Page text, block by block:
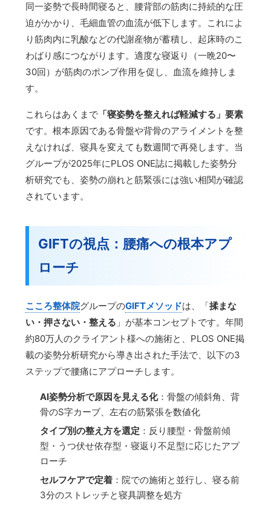
同一姿勢で長時間寝ると、腰背部の筋肉に持続的な圧
迫がかかり、毛細血管の血流が低下します。これによ
り筋肉内に乳酸などの代謝産物が蓄積し、起床時のこ
わばり感につながります。適度な寝返り（一晩20〜
30回）が筋肉のポンプ作用を促し、血流を維持しま
す。
これらはあくまで 「寝姿勢を整えれば軽減する」要素
です。根本原因である骨盤や背骨のアライメントを整
えなければ、寝具を変えても数週間で再発します。当
グループが2025年にPLOS ONE誌に掲載した姿勢分
析研究でも、姿勢の崩れと筋緊張には強い相関が確認
されています。
GIFTの視点：腰痛への根本アプ
ローチ
こころ整体院グループのGIFTメソッドは、「揉まな
い・押さない・整える 」が基本コンセプトです。年間
約80万人のクライアント様への施術と、PLOS ONE掲
載の姿勢分析研究から導き出された手法で、以下の3
ステップで腰痛にアプローチします。
AI姿勢分析で原因を見える化：骨盤の傾斜角、背
骨のS字カーブ、左右の筋緊張を数値化
タイプ別の整え方を選定 ：反り腰型・骨盤前傾
型・うつ伏せ依存型・寝返り不足型に応じたアプ
ローチ
セルフケアで定着 ：院での施術と並行し、寝る前
3分のストレッチと寝具調整を処方